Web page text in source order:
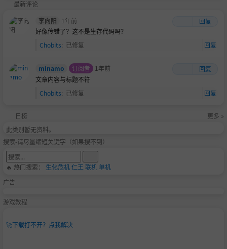
最新评论
李向阳
1年前
回复
好像传错了？这不是生存代码吗？
Chobits: 已修复 回复
minamo 订阅者 1年前
回复
文章内容与标题不符
Chobits: 已修复 回复
日榜
更多 »
此类别暂无资料。
搜索-请尽量缩短关键字（如果搜不到）
🔥 热门搜索： 生化危机仁王 联机单机
广告
游戏教程
🚀下载打不开？点我解决